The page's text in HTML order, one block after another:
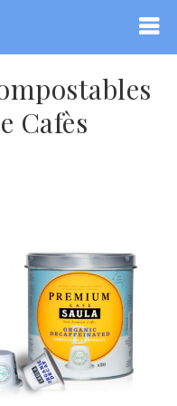
Cafès